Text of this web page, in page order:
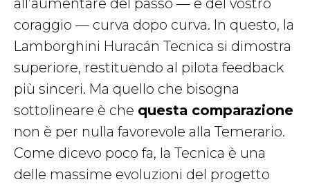
all’aumentare del passo — e del vostro
coraggio — curva dopo curva. In questo, la
Lamborghini Huracán Tecnica si dimostra
superiore, restituendo al pilota feedback
più sinceri. Ma quello che bisogna
sottolineare è che questa comparazione
non è per nulla favorevole alla Temerario.
Come dicevo poco fa, la Tecnica è una
delle massime evoluzioni del progetto